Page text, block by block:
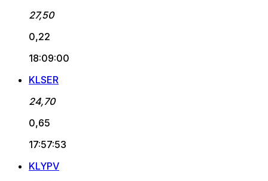
27,50
0,22
18:09:00
KLSER
24,70
0,65
17:57:53
KLYPV